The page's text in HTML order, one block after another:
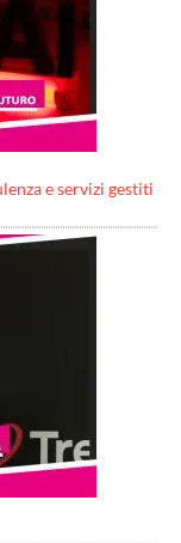
e servizi gestiti